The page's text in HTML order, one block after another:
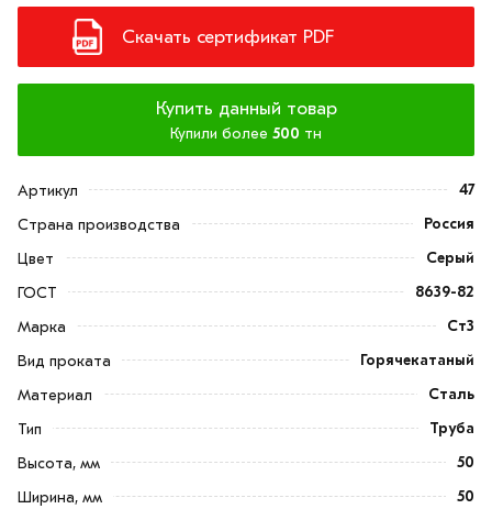
Скачать сертификат PDF
Купить данный товар
Купили более 500 тн
Артикул
47
Страна производства
Россия
Цвет
Серый
ГОСТ
8639-82
Марка
Ст3
Вид проката
Горячекатаный
Материал
Сталь
Тип
Труба
Высота, мм
50
Ширина, мм
50